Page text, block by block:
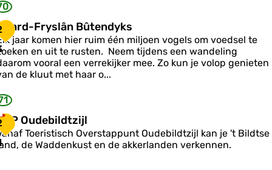
Fryslân Bûtendyks
jaar komen hier ruim één miljoen vogels om voedsel te
en uit te rusten. Neem tijdens een wandeling
vooral een verrekijker mee. Zo kun je volop genieten
de kluut met haar o...
Oudebildtzijl
Toeristisch Overstappunt Oudebildtzijl kan je 't Bildtse
de Waddenkust en de akkerlanden verkennen.